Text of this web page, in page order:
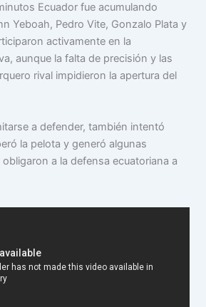
Ecuador fue acumulando
Yeboah, Pedro Vite, Gonzalo Plata y
activamente en la
aunque la falta de precisión y las
rival impidieron la apertura del
a defender, también intentó
la pelota y generó algunas
a la defensa ecuatoriana a